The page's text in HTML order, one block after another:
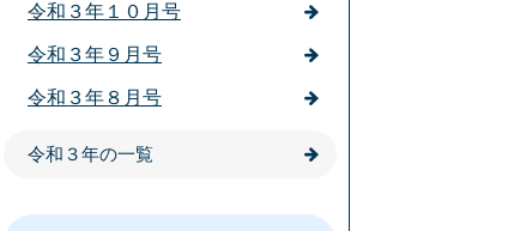
令和３年１０月号
令和３年９月号
令和３年８月号
令和３年の一覧